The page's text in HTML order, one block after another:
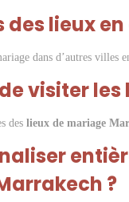
des lieux
dans d’autres villes
visiter
des lieux de mariage
?